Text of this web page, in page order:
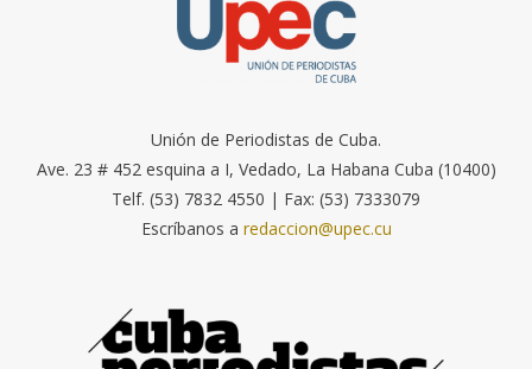
Unión de Periodistas de Cuba.
Ave. 23 # 452 esquina a I, Vedado, La Habana Cuba (10400)
Telf. (53) 7832 4550 | Fax: (53) 7333079
Escríbanos a redaccion@upec.cu